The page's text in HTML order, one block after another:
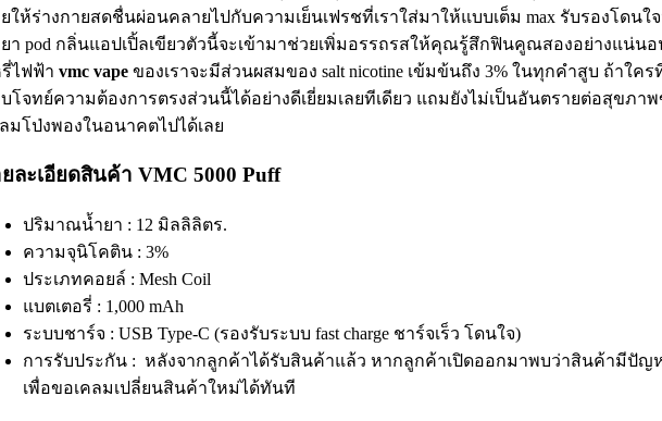
ให้ร่างกายสดชื่นผ่อนคลายไปกับความเย็นเฟรชที่เราใส่มาให้แบบเต็ม max รับรองโ
า pod กลิ่นแอปเปิ้ลเขียวตัวนี้จะเข้ามาช่วยเพิ่มอรรถรสให้คุณรู้สึกฟินคูณสองอย่างแน่น
ไฟฟ้าvmc vape ของเราจะมีส่วนผสมของ salt nicotine เข้มข้นถึง 3% ในทุกคำสูบ ถ้าใ
โจทย์ความต้องการตรงส่วนนี้ได้อย่างดีเยี่ยมเลยทีเดียว แถมยังไม่เป็นอันตรายต่อสุขภ
มโป่งพองในอนาคตไปได้เลย
ละเอียดสินค้า VMC 5000 Puff
ปริมาณน้ำยา : 12 มิลลิลิตร.
ความจุนิโคติน : 3%
ประเภทคอยล์ : Mesh Coil
แบตเตอรี่ : 1,000 mAh
ระบบชาร์จ : USB Type-C (รองรับระบบ fast charge ชาร์จเร็ว โดนใจ)
การรับประกัน : หลังจากลูกค้าได้รับสินค้าแล้ว หากลูกค้าเปิดออกมาพบว่าสินค้ามีปั
เพื่อขอเคลมเปลี่ยนสินค้าใหม่ได้ทันที